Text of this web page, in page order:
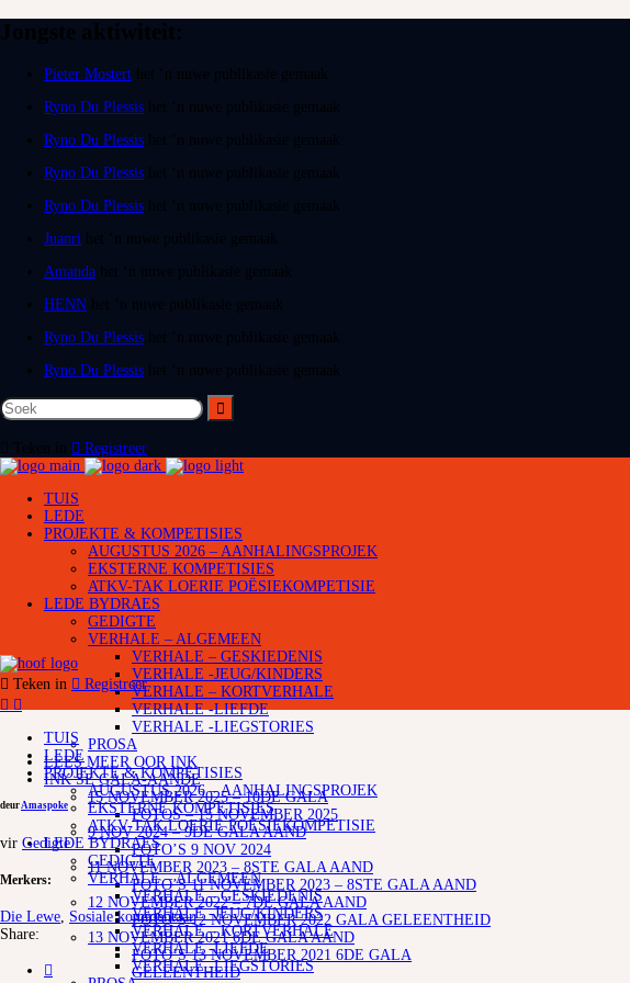
Pieter Mostert
Ryno Du Plessis
Ryno Du Plessis
Ryno Du Plessis
Ryno Du Plessis
Juanri
Amanda
HENN
Ryno Du Plessis
Ryno Du Plessis
Registreer
TUIS
LEDE
PROJEKTE & KOMPETISIES
AUGUSTUS 2026 – AANHALINGSPROJEK
EKSTERNE KOMPETISIES
ATKV-TAK LOERIE POËSIEKOMPETISIE
LEDE BYDRAES
GEDIGTE
VERHALE – ALGEMEEN
VERHALE – GESKIEDENIS
VERHALE -JEUG/KINDERS
VERHALE – KORTVERHALE
VERHALE -LIEFDE
VERHALE -LIEGSTORIES
PROSA
LEES MEER OOR INK
INK SE GALA-AANDE
15 NOVEMBER 2025 – 10DE GALA
FOTOS – 15 NOVEMBER 2025
9 NOV 2024 – 9DE GALA AAND
FOTO’S 9 NOV 2024
11 NOVEMBER 2023 – 8STE GALA AAND
FOTO’S 11 NOVEMBER 2023 – 8STE GALA AAND
12 NOVEMBER 2022 – 7DE GALA AAND
FOTO’S 12 NOVEMBER 2022 GALA GELEENTHEID
13 NOVEMBER 2021 6DE GALA AAND
FOTO’S 13 NOVEMBER 2021 6DE GALA
GELEENTHEID
Teken in Registreer
TUIS
LEDE
PROJEKTE & KOMPETISIES
AUGUSTUS 2026 – AANHALINGSPROJEK
EKSTERNE KOMPETISIES
ATKV-TAK LOERIE POËSIEKOMPETISIE
LEDE BYDRAES
GEDIGTE
VERHALE – ALGEMEEN
VERHALE – GESKIEDENIS
VERHALE -JEUG/KINDERS
VERHALE – KORTVERHALE
VERHALE -LIEFDE
VERHALE -LIEGSTORIES
deurAmaspoke
vir Gedigte
Merkers:
Die Lewe, Sosiale kommentaar
Share: